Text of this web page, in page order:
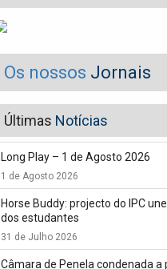
Os nossos Jornais
Últimas Notícias
Long Play – 1 de Agosto 2026
1 de Agosto 2026
Horse Buddy: projecto do IPC
dos estudantes
31 de Julho 2026
Câmara de Penela condenada a